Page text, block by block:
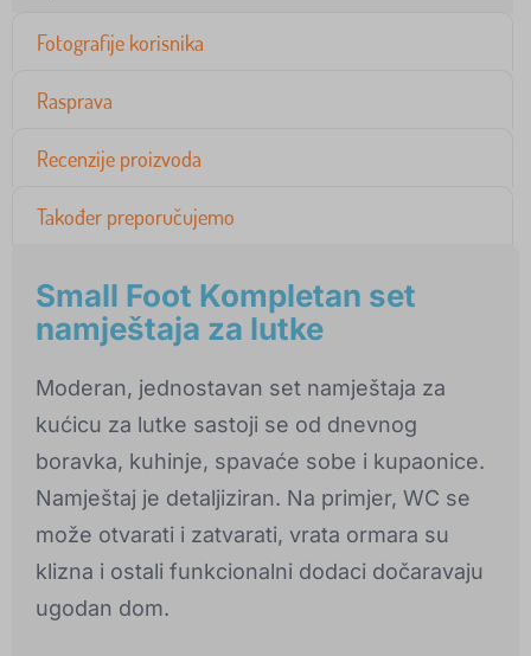
Fotografije korisnika
Rasprava
Recenzije proizvoda
Također preporučujemo
Small Foot Kompletan set
namještaja za lutke
Moderan, jednostavan set namještaja za
kućicu za lutke sastoji se od dnevnog
boravka, kuhinje, spavaće sobe i kupaonice.
Namještaj je detaljiziran. Na primjer, WC se
može otvarati i zatvarati, vrata ormara su
klizna i ostali funkcionalni dodaci dočaravaju
ugodan dom.